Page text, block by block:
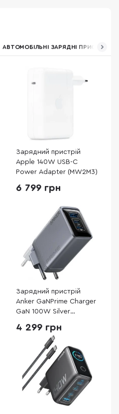
АВТОМОБІЛЬНІ ЗАРЯДНІ ПРИСТРОЇ
Зарядний пристрій
Apple 140W USB-C
Power Adapter (MW2M3)
6 799 грн
Зарядний пристрій
Anker GaNPrime Charger
GaN 100W Silver
4 299 грн